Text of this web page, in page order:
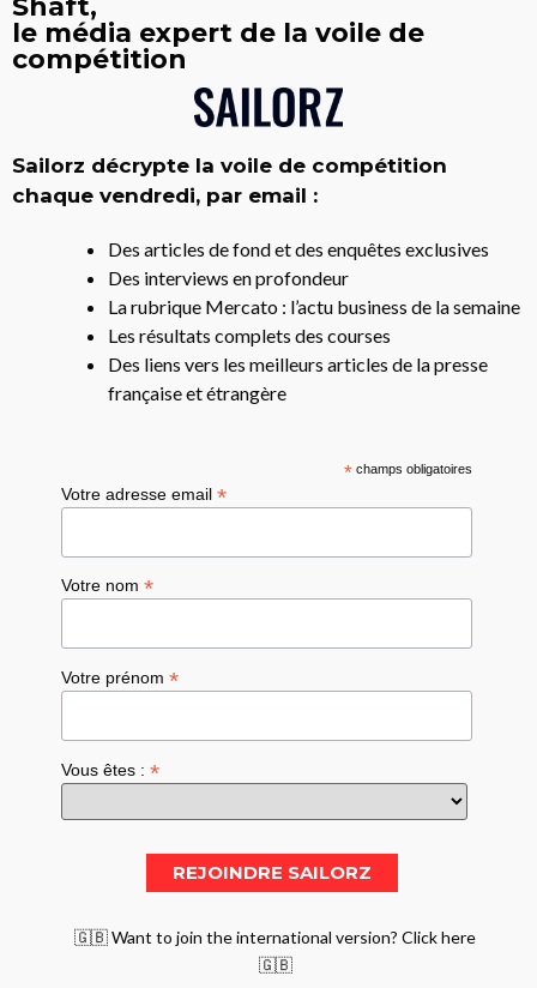
Shaft,
le média expert de la voile de
compétition
Sailorz décrypte la voile de compétition
chaque vendredi, par email :
Des articles de fond et des enquêtes exclusives
Des interviews en profondeur
La rubrique Mercato : l’actu business de la semaine
Les résultats complets des courses
Des liens vers les meilleurs articles de la presse
française et étrangère
*champs obligatoires
Votre adresse email*
Votre nom*
Votre prénom*
Vous êtes :*
🇬🇧 Want to join the international version? Click here
🇬🇧